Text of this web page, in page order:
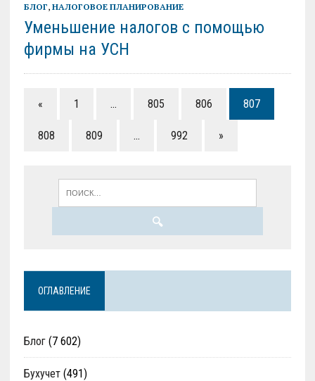
БЛОГ, НАЛОГОВОЕ ПЛАНИРОВАНИЕ
Уменьшение налогов с помощью
фирмы на УСН
« 1 … 805 806 807
808 809 … 992 »
ОГЛАВЛЕНИЕ
Блог(7 602)
Бухучет(491)